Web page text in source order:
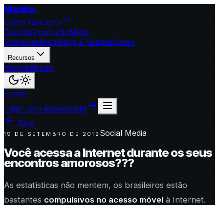
vitamina.
Como funciona
DireçãoProduçãoMídia
VitaminasMarketing & VendasCases
Recursos
BlogMateriais
Entrar
Falar com especialista
Blog
19 DE SETEMBRO DE 2012 Social Media
Você acessa a Internet durante os seus
encontros amorosos???
As estatísticas não mentem, os brasileiros estão
bastantes compulsivos no acesso móvel à Internet.